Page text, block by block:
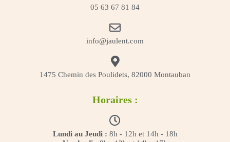
05 63 67 81 84
info@jaulent.com
1475 Chemin des Poulidets, 82000 Montauban
Horaires :
Lundi au Jeudi : 8h - 12h et 14h - 18h